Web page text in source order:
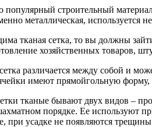
популярный строительный
металлическая,
тканая сетка, то вы должны
хозяйственных товаров,
различается между собой и
имеют прямойгольную форму,
тканые бывают двух видов –
порядке. Ее используют
при усадке не появляются